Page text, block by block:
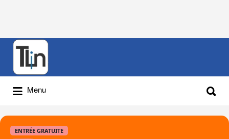
Rechercher
Menu
ENTRÉE GRATUITE